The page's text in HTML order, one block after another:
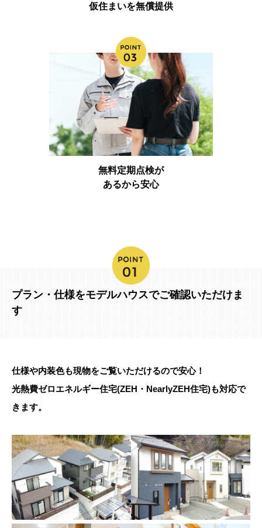
仮住まいを無償提供
無料定期点検が
あるから安心
プラン・仕様をモデルハウスでご確認いただけま
す
仕様や内装色も現物をご覧いただけるので安心！
光熱費ゼロエネルギー住宅(ZEH・NearlyZEH住宅)も対応で
きます。